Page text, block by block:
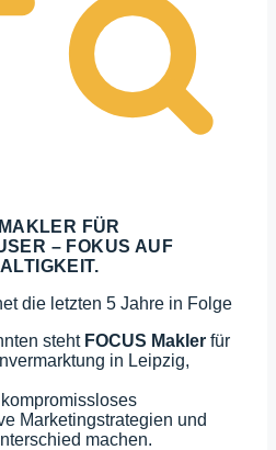
FÜR
– FOKUS AUF
die letzten 5 Jahre in Folge
steht FOCUS Makler für
in Leipzig,
Marketingstrategien und
machen.